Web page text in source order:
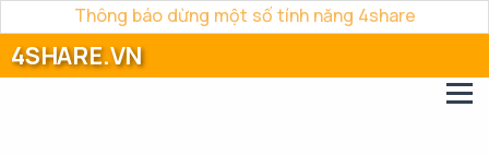
Thông báo dừng một số tính năng 4share
4SHARE.VN